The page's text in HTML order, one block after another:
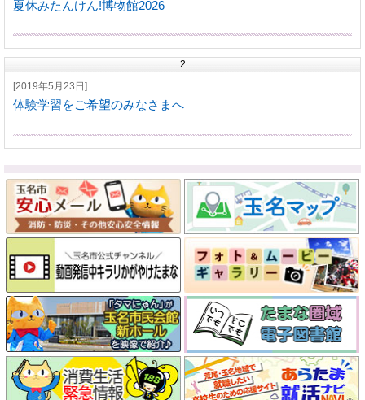
夏休みたんけん!博物館2026
2
[2019年5月23日]
体験学習をご希望のみなさまへ